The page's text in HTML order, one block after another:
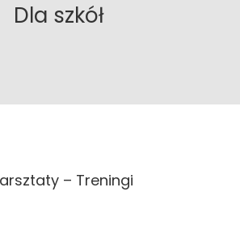
Dla szkół
– Treningi